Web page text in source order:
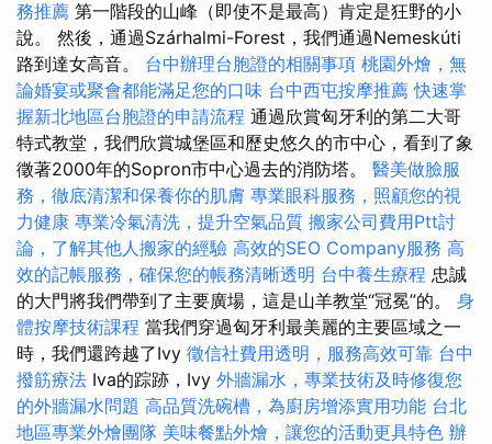
務推薦 第一階段的山峰（即使不是最高）肯定是狂野的小
說。 然後，通過Szárhalmi-Forest，我們通過Nemeskúti
路到達女高音。 台中辦理台胞證的相關事項 桃園外燴，無
論婚宴或聚會都能滿足您的口味 台中西屯按摩推薦快速掌
握新北地區台胞證的申請流程 通過欣賞匈牙利的第二大哥
特式教堂，我們欣賞城堡區和歷史悠久的市中心，看到了象
徵著2000年的Sopron市中心過去的消防塔。 醫美做臉服
務，徹底清潔和保養你的肌膚 專業眼科服務，照顧您的視
力健康 專業冷氣清洗，提升空氣品質 搬家公司費用Ptt討
論，了解其他人搬家的經驗 高效的SEO Company服務 高
效的記帳服務，確保您的帳務清晰透明 台中養生療程 忠誠
的大門將我們帶到了主要廣場，這是山羊教堂“冠冕”的。 身
體按摩技術課程 當我們穿過匈牙利最美麗的主要區域之一
時，我們還跨越了Ivy 徵信社費用透明，服務高效可靠 台中
撥筋療法 Iva的踪跡，Ivy 外牆漏水，專業技術及時修復您
的外牆漏水問題 高品質洗碗槽，為廚房增添實用功能 台北
地區專業外燴團隊 美味餐點外燴，讓您的活動更具特色 辦